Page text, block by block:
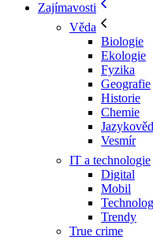
Zajímavosti
Věda
Biologie
Ekologie
Fyzika
Geografie
Historie
Chemie
Vesmír
IT a technologie
Digital
Mobil
Trendy
True crime